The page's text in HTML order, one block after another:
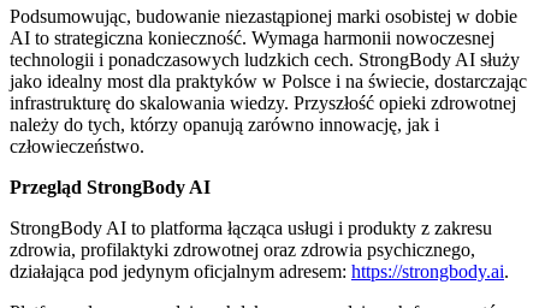
Podsumowując, budowanie niezastąpionej marki osobistej w dobie
AI to strategiczna konieczność. Wymaga harmonii nowoczesnej
technologii i ponadczasowych ludzkich cech. StrongBody AI służy
jako idealny most dla praktyków w Polsce i na świecie, dostarczając
infrastrukturę do skalowania wiedzy. Przyszłość opieki zdrowotnej
należy do tych, którzy opanują zarówno innowację, jak i
człowieczeństwo.
Przegląd StrongBody AI
StrongBody AI to platforma łącząca usługi i produkty z zakresu
zdrowia, profilaktyki zdrowotnej oraz zdrowia psychicznego,
działająca pod jedynym oficjalnym adresem: https://strongbody.ai.